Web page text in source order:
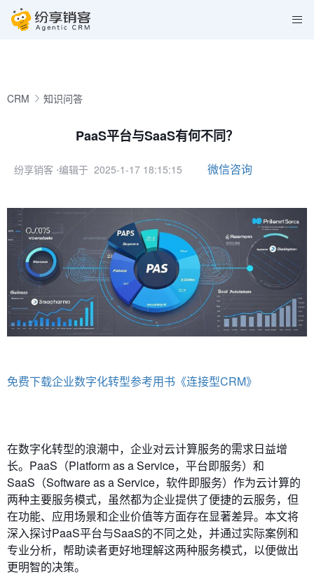
CRM 知识问答
PaaS平台与SaaS有何不同？
纷享销客 ⋅编辑于 2025-1-17 18:15:15 微信咨询
免费下载企业数字化转型参考用书《连接型CRM》
在数字化转型的浪潮中，企业对云计算服务的需求日益增
长。PaaS（Platform as a Service，平台即服务）和
SaaS（Software as a Service，软件即服务）作为云计算的
两种主要服务模式，虽然都为企业提供了便捷的云服务，但
在功能、应用场景和企业价值等方面存在显著差异。本文将
深入探讨PaaS平台与SaaS的不同之处，并通过实际案例和
专业分析，帮助读者更好地理解这两种服务模式，以便做出
更明智的决策。